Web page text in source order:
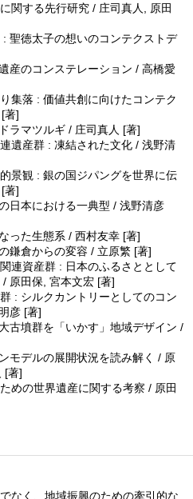
関する先行研究 / 庄司真人, 原田
聖徳太子の想いのコンテクストデ
産のコンステレーション / 高橋愛
集落 : 価値共創に向けたコンテク
著]
ラマツルギ / 庄司真人 [著]
遺産群 : 凍結された文化 / 浅野清
景観 : 銀の国ジパングを世界に伝
著]
日本における一典型 / 浅野清彦
った生態系 / 西村友幸 [著]
鎌倉からの変容 / 立原繁 [著]
連資産群 : 日本のふるさととして
原田保, 宮本文宏 [著]
: シルクカントリーとしてのコン
彦 [著]
古墳群を「いかす」地域デザイン /
モデルの展開状況を読み解く / 原
[著]
めの世界遺産に関する考察 / 原田
なく、地域振興のための牽引的な